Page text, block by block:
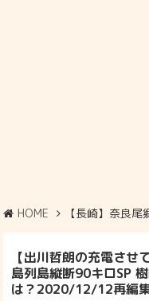
HOME 【長崎】奈良尾
【出川哲朗の充電さ
島列島縦断90キロSP
は？2020/12/12再編